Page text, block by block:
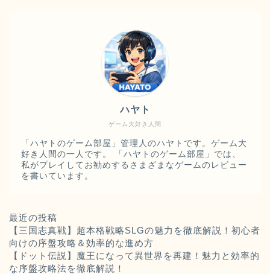
ゲーム大好き人間
ハヤト
「ハヤトのゲーム部屋」管理人のハヤトです。ゲーム大
好き人間の一人です。 「ハヤトのゲーム部屋」では、
私がプレイしてお勧めするさまざまなゲームのレビュー
を書いています。
最近の投稿
【三国志真戦】超本格戦略SLGの魅力を徹底解説！初心者
向けの序盤攻略＆効率的な進め方
【ドット伝説】魔王になって異世界を再建！魅力と効率的
な序盤攻略法を徹底解説！